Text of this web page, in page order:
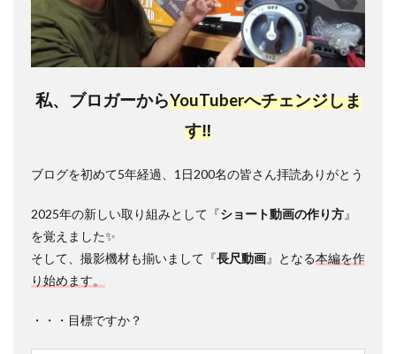
私、ブロガーからYouTuberへチェンジしま
す‼
ブログを初めて5年経過、1日200名の皆さん拝読ありがとう
2025年の新しい取り組みとして『ショート動画の作り方』
を覚えました✨
そして、撮影機材も揃いまして『長尺動画』となる本編を作
り始めます。
・・・目標ですか？